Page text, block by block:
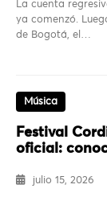
La cuenta
ya comenzó.
de Bogotá, el…
Música
Festival
oficial:
julio 15, 2026